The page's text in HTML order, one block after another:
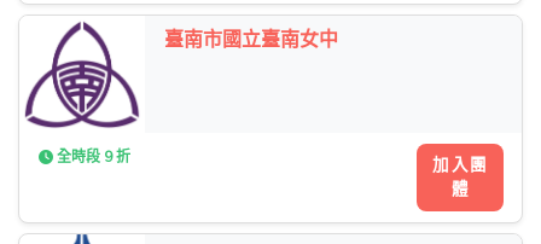
臺南市國立臺南女中
全時段 9 折
加入團
體